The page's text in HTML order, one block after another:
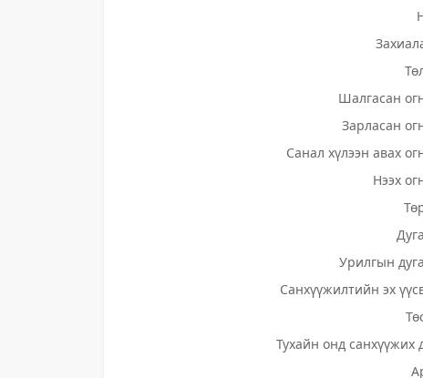
Шалгасан
Зарласан
Санал хүлээн авах
Нээх
Урилгын
Санхүүжилтийн эх
Тухайн онд санхүүжих